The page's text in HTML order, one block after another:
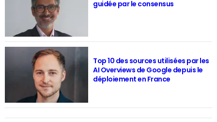
guidée par le consensus
Top 10 des sources utilisées par les
AI Overviews de Google depuis le
déploiement en France